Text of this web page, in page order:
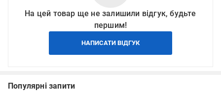
На цей товар ще не залишили відгук, будьте
першим!
НАПИСАТИ ВІДГУК
Популярні запити